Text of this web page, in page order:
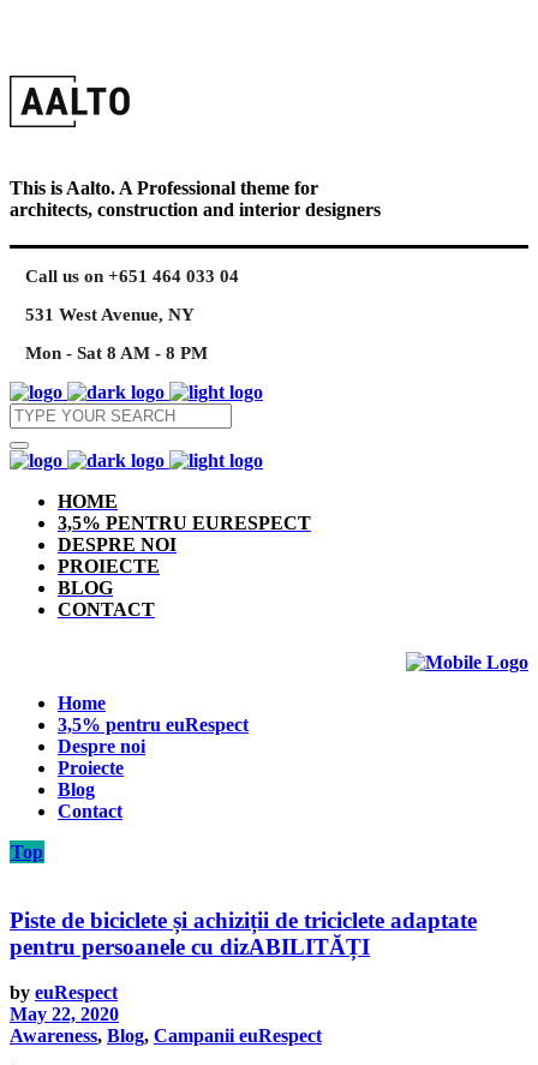
This is Aalto. A Professional theme for
architects, construction and interior designers
Call us on +651 464 033 04
531 West Avenue, NY
Mon - Sat 8 AM - 8 PM
HOME
3,5% PENTRU EURESPECT
DESPRE NOI
PROIECTE
BLOG
CONTACT
Home
3,5% pentru euRespect
Despre noi
Proiecte
Blog
Contact
Top
Piste de biciclete și achiziții de triciclete adaptate
pentru persoanele cu dizABILITĂȚI
by euRespect
May 22, 2020
Awareness, Blog, Campanii euRespect